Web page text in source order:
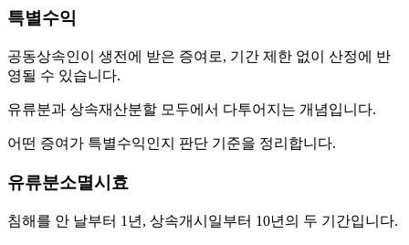
특별수익
공동상속인이 생전에 받은 증여로, 기간 제한 없이 산정에 반
영될 수 있습니다.
유류분과 상속재산분할 모두에서 다투어지는 개념입니다.
어떤 증여가 특별수익인지 판단 기준을 정리합니다.
유류분소멸시효
침해를 안 날부터 1년, 상속개시일부터 10년의 두 기간입니다.